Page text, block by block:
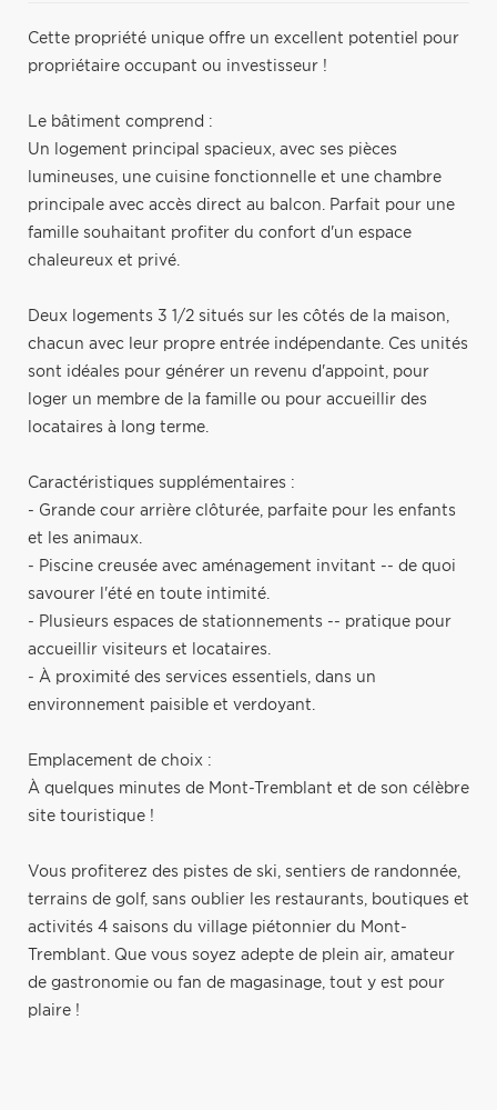
Cette propriété unique offre un excellent potentiel pour
propriétaire occupant ou investisseur !
Le bâtiment comprend :
Un logement principal spacieux, avec ses pièces
lumineuses, une cuisine fonctionnelle et une chambre
principale avec accès direct au balcon. Parfait pour une
famille souhaitant profiter du confort d'un espace
chaleureux et privé.
Deux logements 3 1/2 situés sur les côtés de la maison,
chacun avec leur propre entrée indépendante. Ces unités
sont idéales pour générer un revenu d'appoint, pour
loger un membre de la famille ou pour accueillir des
locataires à long terme.
Caractéristiques supplémentaires :
- Grande cour arrière clôturée, parfaite pour les enfants
et les animaux.
- Piscine creusée avec aménagement invitant -- de quoi
savourer l'été en toute intimité.
- Plusieurs espaces de stationnements -- pratique pour
accueillir visiteurs et locataires.
- À proximité des services essentiels, dans un
environnement paisible et verdoyant.
Emplacement de choix :
À quelques minutes de Mont-Tremblant et de son célèbre
site touristique !
Vous profiterez des pistes de ski, sentiers de randonnée,
terrains de golf, sans oublier les restaurants, boutiques et
activités 4 saisons du village piétonnier du Mont-
Tremblant. Que vous soyez adepte de plein air, amateur
de gastronomie ou fan de magasinage, tout y est pour
plaire !